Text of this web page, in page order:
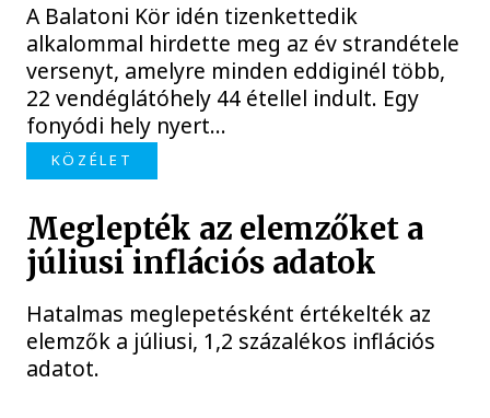
A Balatoni Kör idén tizenkettedik
alkalommal hirdette meg az év strandétele
versenyt, amelyre minden eddiginél több,
22 vendéglátóhely 44 étellel indult. Egy
fonyódi hely nyert...
KÖZÉLET
Meglepték az elemzőket a
júliusi inflációs adatok
Hatalmas meglepetésként értékelték az
elemzők a júliusi, 1,2 százalékos inflációs
adatot.